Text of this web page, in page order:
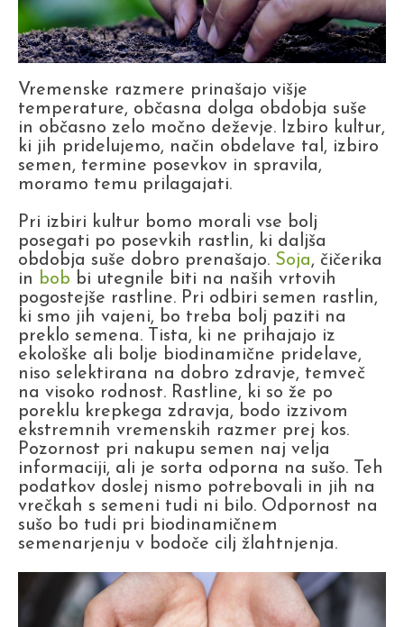
Vremenske razmere prinašajo višje
temperature, občasna dolga obdobja suše
in občasno zelo močno deževje. Izbiro kultur,
ki jih pridelujemo, način obdelave tal, izbiro
semen, termine posevkov in spravila,
moramo temu prilagajati.
Pri izbiri kultur bomo morali vse bolj
posegati po posevkih rastlin, ki daljša
obdobja suše dobro prenašajo. Soja, čičerika
in bob bi utegnile biti na naših vrtovih
pogostejše rastline. Pri odbiri semen rastlin,
ki smo jih vajeni, bo treba bolj paziti na
preklo semena. Tista, ki ne prihajajo iz
ekološke ali bolje biodinamične pridelave,
niso selektirana na dobro zdravje, temveč
na visoko rodnost. Rastline, ki so že po
poreklu krepkega zdravja, bodo izzivom
ekstremnih vremenskih razmer prej kos.
Pozornost pri nakupu semen naj velja
informaciji, ali je sorta odporna na sušo. Teh
podatkov doslej nismo potrebovali in jih na
vrečkah s semeni tudi ni bilo. Odpornost na
sušo bo tudi pri biodinamičnem
semenarjenju v bodoče cilj žlahtnjenja.